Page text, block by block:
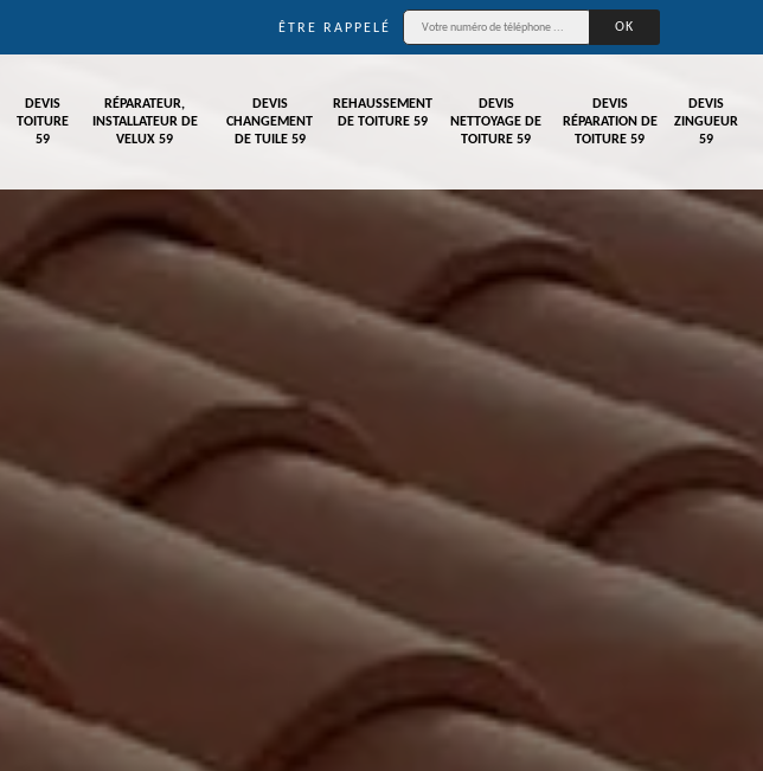
ÊTRE RAPPELÉ
DEVIS
TOITURE
59
RÉPARATEUR,
INSTALLATEUR DE
VELUX 59
DEVIS
CHANGEMENT
DE TUILE 59
REHAUSSEMENT
DE TOITURE 59
DEVIS
NETTOYAGE DE
TOITURE 59
DEVIS
RÉPARATION DE
TOITURE 59
DEVIS
ZINGUEUR
59